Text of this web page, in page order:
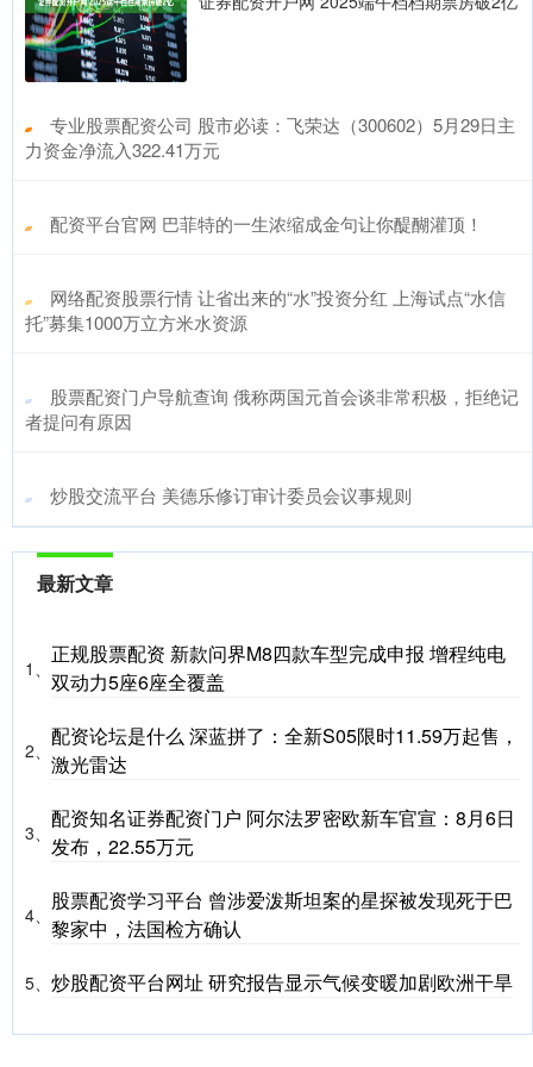
​专业股票配资公司 股市必读：飞荣达（300602）5月29日主
力资金净流入322.41万元
​配资平台官网 巴菲特的一生浓缩成金句让你醍醐灌顶！
​网络配资股票行情 让省出来的“水”投资分红 上海试点“水信
托”募集1000万立方米水资源
​股票配资门户导航查询 俄称两国元首会谈非常积极，拒绝记
者提问有原因
​炒股交流平台 美德乐修订审计委员会议事规则
最新文章
1、
正规股票配资 新款问界M8四款车型完成申报 增程纯电
双动力5座6座全覆盖
2、
配资论坛是什么 深蓝拼了：全新S05限时11.59万起售，
激光雷达
3、
配资知名证券配资门户 阿尔法罗密欧新车官宣：8月6日
发布，22.55万元
4、
股票配资学习平台 曾涉爱泼斯坦案的星探被发现死于巴
黎家中，法国检方确认
5、 炒股配资平台网址 研究报告显示气候变暖加剧欧洲干旱